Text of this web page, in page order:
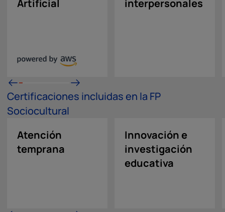
Artificial interpersonales
Certificaciones incluidas en la FP
Sociocultural
Atención
temprana
Innovación e
investigación
educativa